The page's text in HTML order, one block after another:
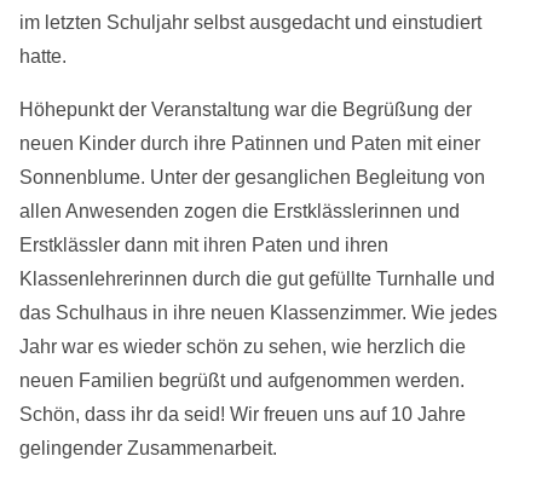
im letzten Schuljahr selbst ausgedacht und einstudiert
hatte.
Höhepunkt der Veranstaltung war die Begrüßung der
neuen Kinder durch ihre Patinnen und Paten mit einer
Sonnenblume. Unter der gesanglichen Begleitung von
allen Anwesenden zogen die Erstklässlerinnen und
Erstklässler dann mit ihren Paten und ihren
Klassenlehrerinnen durch die gut gefüllte Turnhalle und
das Schulhaus in ihre neuen Klassenzimmer. Wie jedes
Jahr war es wieder schön zu sehen, wie herzlich die
neuen Familien begrüßt und aufgenommen werden.
Schön, dass ihr da seid! Wir freuen uns auf 10 Jahre
gelingender Zusammenarbeit.